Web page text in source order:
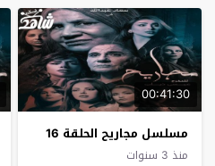
00:41:30
مسلسل مجاريح الحلقة 16
منذ 3 سنوات